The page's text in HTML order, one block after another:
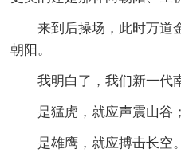
来到后操场，此时万道
朝阳。
我明白了，我们新一代
是猛虎，就应声震山谷；
是雄鹰，就应搏击长空。